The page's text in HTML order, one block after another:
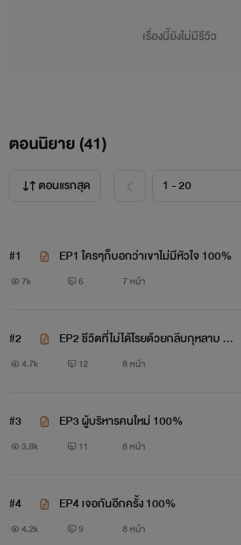
จอร์น อายุ 23 ปี
ผู้ชายคนนี้กับคนในครอบครัวและคนสนิทนั้น
ที่สำคัญผู้ชายคนนี้ไม่มีหัวใจ เขาไม่เคยเชื่อ
นี้ไม่มีหรอกรักแท้
"จะร้องไห้หาพระแสงอะไรวะ น่ารำคาาญว่ะ
พรหมจรรย์"
เรื่องนี้ยังไม่มีรีวิว
ตอนนิยาย (41)
ตอนแรกสุด
#1 EP1 ใครๆก็บอกว่าเขาไม่มีหัวใจ 100%
7k 6 7 หน้า
#2
EP2 ชีวิตที่ไม่ได้โรยด้วยกลีบกุหลาบ 10
0%
4.7k 12 8 หน้า
#3 EP3 ผู้บริหารคนใหม่ 100%
3.8k 11 8 หน้า
#4 EP4 เจอกันอีกครั้ง 100%
4.2k 9 8 หน้า